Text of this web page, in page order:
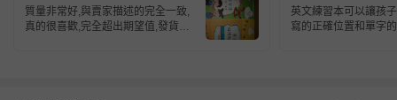
師研發-團購專案
質量非常好,與賣家描述的完全一致,
真的很喜歡,完全超出期望值,發貨速
師研發
英文練習本可以讓孩
寫的正確位置和單字